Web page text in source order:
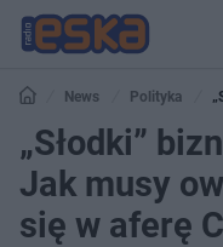
News Polityka
owocowe zaplątały się w aferę
„Słodki”
Jak musy
się w aferę